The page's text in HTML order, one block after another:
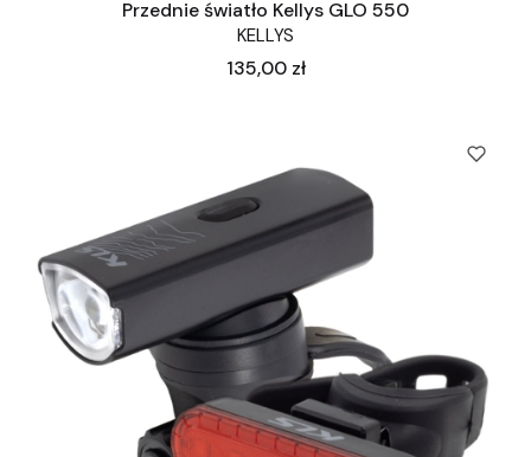
Przednie światło Kellys GLO 550
KELLYS
Cena
135,00 zł